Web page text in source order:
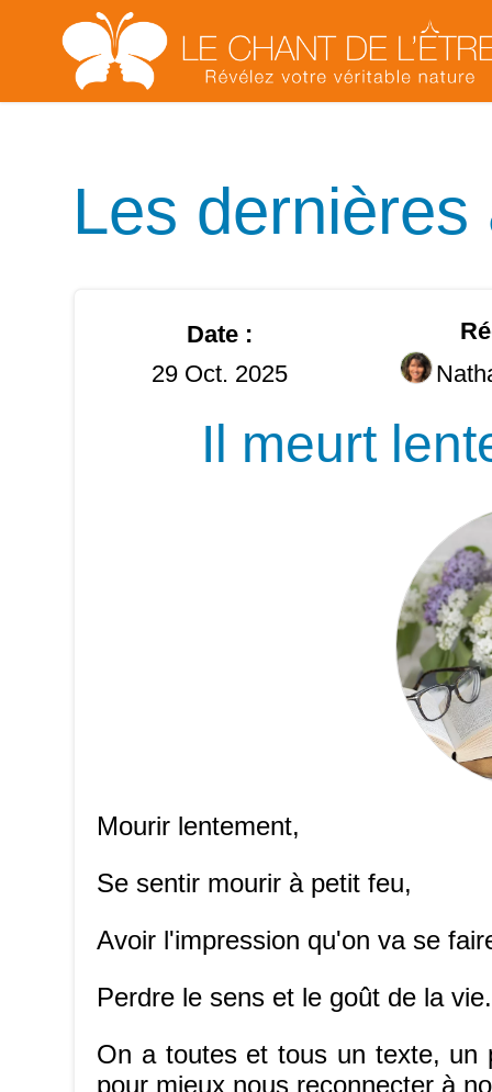
Les
Date :
29 Oct. 2025
Il meurt
Mourir lentement,
Se sentir mourir à petit feu,
Avoir l'impression qu'on va se
Perdre le sens et le goût de la
On a toutes et tous un texte, un
pour mieux nous reconnecter à